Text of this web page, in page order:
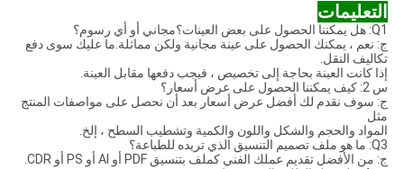
التعليمات
Q1: هل يمكننا الحصول على بعض العينات؟مجاني أو أي رسوم؟
ج: نعم ، يمكنك الحصول على عينة مجانية ولكن مماثلة.ما عليك سوى دفع
تكاليف النقل.
إذا كانت العينة بحاجة إلى تخصيص ، فيجب دفعها مقابل العينة.
س 2: كيف يمكننا الحصول على عرض أسعار؟
ج: سوف نقدم لك أفضل عرض أسعار بعد أن نحصل على مواصفات المنتج
مثل
المواد والحجم والشكل واللون والكمية وتشطيب السطح ، إلخ.
Q3: ما هو ملف تصميم التنسيق الذي تريده للطباعة؟
ج: من الأفضل تقديم عملك الفني كملف بتنسيق PDF أو AI أو PS أو CDR.